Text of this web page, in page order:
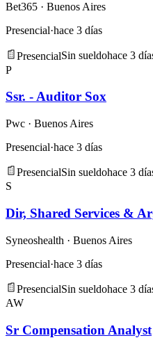
Bet365 · Buenos Aires
Presencial·hace 3 días
PresencialSin sueldohace 3
P
Ssr. - Auditor Sox
Pwc · Buenos Aires
Presencial·hace 3 días
PresencialSin sueldohace 3
S
Dir, Shared Services &
Syneoshealth · Buenos Aires
Presencial·hace 3 días
PresencialSin sueldohace 3
AW
Sr Compensation Analyst